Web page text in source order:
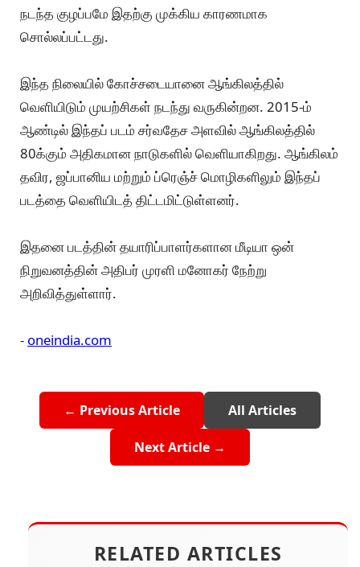
நடந்த குழப்பமே இதற்கு முக்கிய காரணமாக
சொல்லப்பட்டது.
இந்த நிலையில் கோச்சடையானை ஆங்கிலத்தில்
வெளியிடும் முயற்சிகள் நடந்து வருகின்றன. 2015-ம்
ஆண்டில் இந்தப் படம் சர்வதேச அளவில் ஆங்கிலத்தில்
80க்கும் அதிகமான நாடுகளில் வெளியாகிறது. ஆங்கிலம்
தவிர, ஜப்பானிய மற்றும் ப்ரெஞ்ச் மொழிகளிலும் இந்தப்
படத்தை வெளியிடத் திட்டமிட்டுள்ளனர்.
இதனை படத்தின் தயாரிப்பாளர்களான மீடியா ஒன்
நிறுவனத்தின் அதிபர் முரளி மனோகர் நேற்று
அறிவித்துள்ளார்.
- oneindia.com
← Previous Article All Articles
Next Article →
RELATED ARTICLES